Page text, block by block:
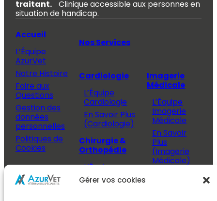
Gérer vos cookies
traitant. Clinique accessible aux personnes en
situation de handicap.
Accueil
L’Équipe
AzurVet
Notre Histoire
Foire aux
Questions
Gestion des
données
personnelles
Politiques de
Cookies
Propriétaire
Nos Services
Cardiologie
L’Équipe
Cardiologie
En Savoir Plus
(Cardiologie)
Chirurgie &
Orthopédie
L’Équipe
Chirurgie &
Orthopédie
Imagerie
Médicale
L’Équipe
Imagerie
Médicale
En Savoir
Plus
(Imagerie
Médicale)